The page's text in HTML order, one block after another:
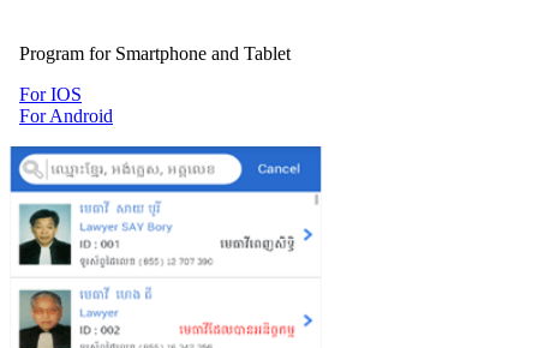
Program for Smartphone and Tablet
For IOS
For Android